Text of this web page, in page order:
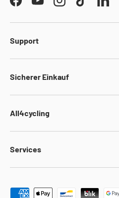
FacebookYouTubeInstagramTikTok
Support
Sicherer Einkauf
All4cycling
Services
Zahlungsmethoden